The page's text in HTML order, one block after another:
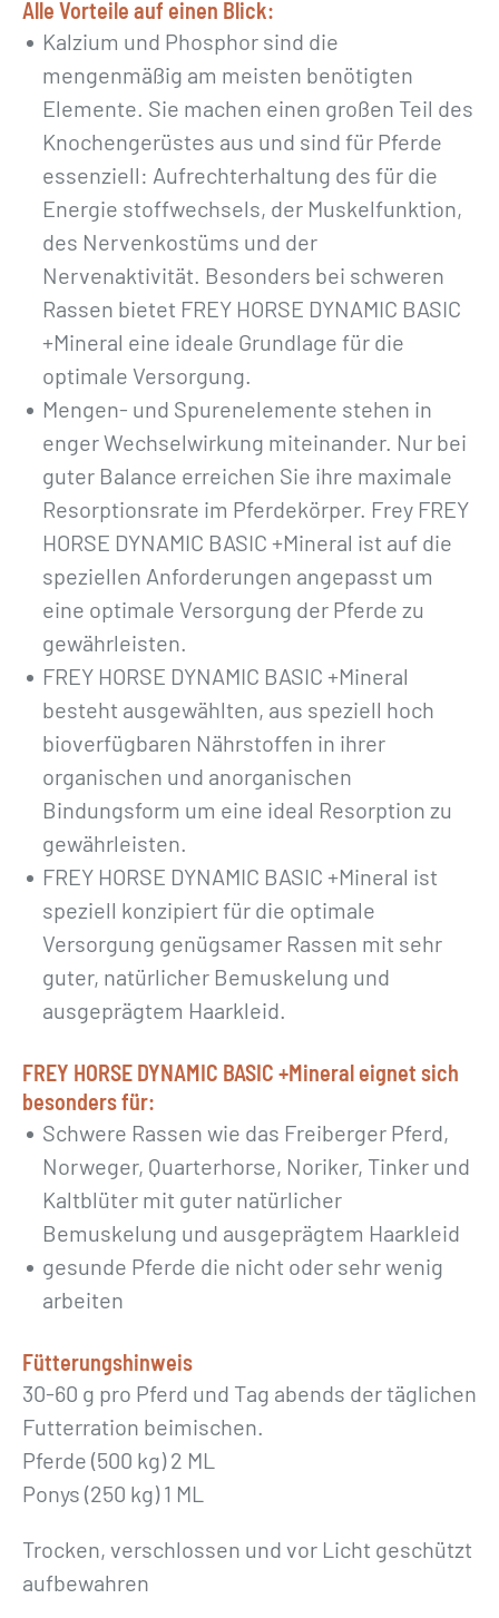
e
Alle Vorteile auf einen Blick:
Kalzium und Phosphor sind die
mengenmäßig am meisten benötigten
Elemente. Sie machen einen großen Teil des
Knochengerüstes aus und sind für Pferde
essenziell: Aufrechterhaltung des für die
Energie stoffwechsels, der Muskelfunktion,
des Nervenkostüms und der
Nervenaktivität. Besonders bei schweren
Rassen bietet FREY HORSE DYNAMIC BASIC
+Mineral eine ideale Grundlage für die
optimale Versorgung.
Mengen- und Spurenelemente stehen in
enger Wechselwirkung miteinander. Nur bei
guter Balance erreichen Sie ihre maximale
Resorptionsrate im Pferdekörper. Frey FREY
HORSE DYNAMIC BASIC +Mineral ist auf die
speziellen Anforderungen angepasst um
eine optimale Versorgung der Pferde zu
gewährleisten.
FREY HORSE DYNAMIC BASIC +Mineral
besteht ausgewählten, aus speziell hoch
bioverfügbaren Nährstoffen in ihrer
organischen und anorganischen
Bindungsform um eine ideal Resorption zu
gewährleisten.
FREY HORSE DYNAMIC BASIC +Mineral ist
speziell konzipiert für die optimale
Versorgung genügsamer Rassen mit sehr
guter, natürlicher Bemuskelung und
ausgeprägtem Haarkleid.
FREY HORSE DYNAMIC BASIC +Mineral eignet sich
besonders für:
Schwere Rassen wie das Freiberger Pferd,
Norweger, Quarterhorse, Noriker, Tinker und
Kaltblüter mit guter natürlicher
Bemuskelung und ausgeprägtem Haarkleid
gesunde Pferde die nicht oder sehr wenig
arbeiten
Fütterungshinweis
30-60 g pro Pferd und Tag abends der täglichen
Futterration beimischen.
Pferde (500 kg) 2 ML
Ponys (250 kg) 1 ML
Trocken, verschlossen und vor Licht geschützt
aufbewahren